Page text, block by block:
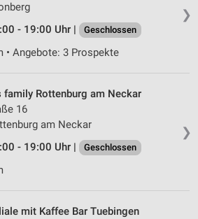
❯
- 19:00 Uhr |
Geschlossen
• Angebote: 3 Prospekte
❯
family Rottenburg am Neckar
16
am Neckar
- 19:00 Uhr |
Geschlossen
mit Kaffee Bar Tuebingen